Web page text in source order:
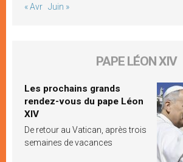
« Avr Juin »
PAPE LÉON XIV
Les prochains grands
rendez-vous du pape Léon
XIV
De retour au Vatican, après trois
semaines de vacances